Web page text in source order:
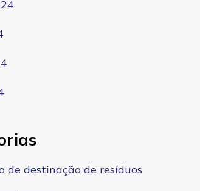
de destinação de resíduos